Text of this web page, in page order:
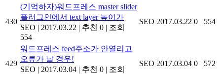
430
(기억하자)워드프레스 master slider
플러그인에서 text layer 높이가
SEO | 2017.03.22 | 추천 0 | 조회
554
SEO 2017.03.22 0 554
429
워드프레스 feed주소가 안열리고
오류가 날 경우!
SEO | 2017.03.04 | 추천 0 | 조회
SEO 2017.03.04 0 572